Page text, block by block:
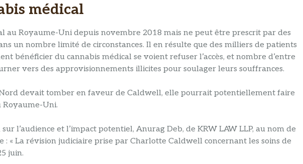
médical
au Royaume-Uni depuis novembre 2018 mais ne peut être prescrit par des
un nombre limité de circonstances. Il en résulte que des milliers de patients
bénéficier du cannabis médical se voient refuser l’accès, et nombre d’entre
vers des approvisionnements illicites pour soulager leurs souffrances.
devait tomber en faveur de Caldwell, elle pourrait potentiellement faire
Royaume-Uni.
l’audience et l’impact potentiel, Anurag Deb, de KRW LAW LLP, au nom de
« La révision judiciaire prise par Charlotte Caldwell concernant les soins de
juin.